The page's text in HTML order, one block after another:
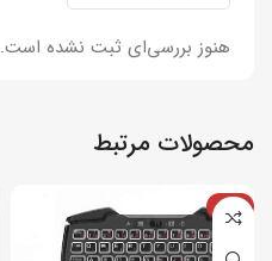
هنوز بررسی‌ای ثبت نشده است.
محصولات مرتبط
-4%